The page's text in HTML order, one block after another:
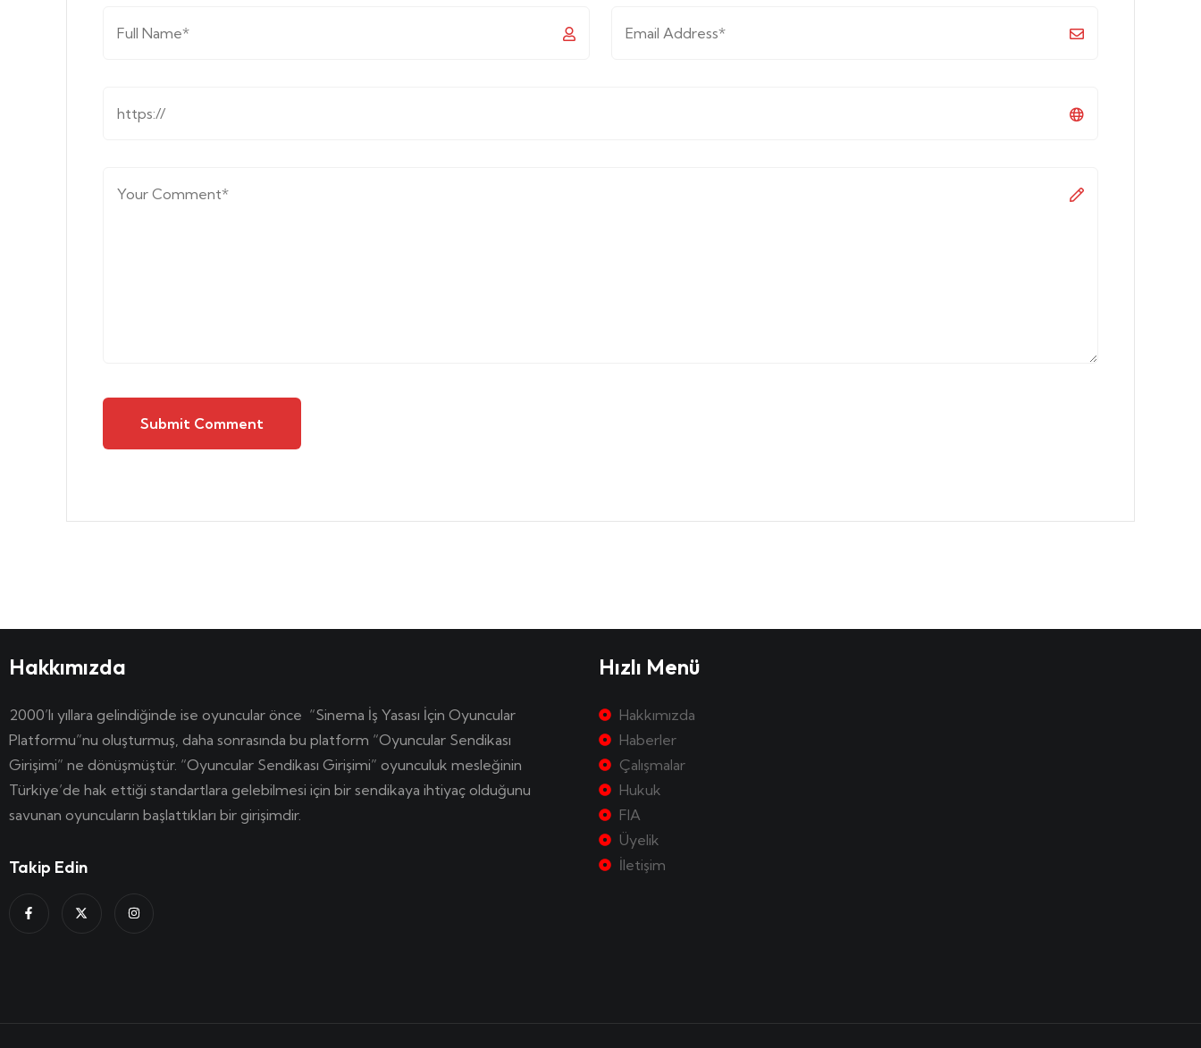
Submit Comment
Hakkımızda
2000’lı yıllara gelindiğinde ise oyuncular önce “Sinema İş Yasası İçin Oyuncular
Platformu”nu oluşturmuş, daha sonrasında bu platform “Oyuncular Sendikası
Girişimi” ne dönüşmüştür. “Oyuncular Sendikası Girişimi” oyunculuk mesleğinin
Türkiye’de hak ettiği standartlara gelebilmesi için bir sendikaya ihtiyaç olduğunu
savunan oyuncuların başlattıkları bir girişimdir.
Takip Edin
Hızlı Menü
Hakkımızda
Haberler
Çalışmalar
Hukuk
FIA
Üyelik
İletişim